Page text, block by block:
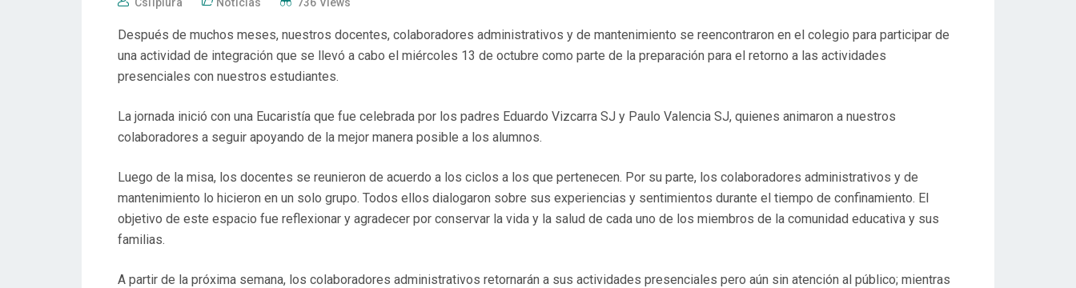
Después de muchos meses, nuestros docentes, colaboradores administrativos y de mantenimiento se reencontraron en el colegio para participar de
una actividad de integración que se llevó a cabo el miércoles 13 de octubre como parte de la preparación para el retorno a las actividades
presenciales con nuestros estudiantes.
La jornada inició con una Eucaristía que fue celebrada por los padres Eduardo Vizcarra SJ y Paulo Valencia SJ, quienes animaron a nuestros
colaboradores a seguir apoyando de la mejor manera posible a los alumnos.
Luego de la misa, los docentes se reunieron de acuerdo a los ciclos a los que pertenecen. Por su parte, los colaboradores administrativos y de
mantenimiento lo hicieron en un solo grupo. Todos ellos dialogaron sobre sus experiencias y sentimientos durante el tiempo de confinamiento. El
objetivo de este espacio fue reflexionar y agradecer por conservar la vida y la salud de cada uno de los miembros de la comunidad educativa y sus
familias.
A partir de la próxima semana, los colaboradores administrativos retornarán a sus actividades presenciales pero aún sin atención al público; mientras